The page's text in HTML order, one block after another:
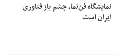
نمایشگاه فن‌نما، چشم باز فناوری
ایران است